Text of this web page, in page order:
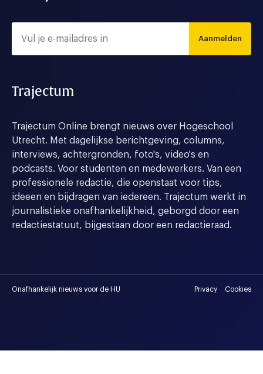
Aanmelden
Trajectum
Trajectum Online brengt nieuws over Hogeschool
Utrecht. Met dagelijkse berichtgeving, columns,
interviews, achtergronden, foto's, video's en
podcasts. Voor studenten en medewerkers. Van een
professionele redactie, die openstaat voor tips,
ideeen en bijdragen van iedereen. Trajectum werkt in
journalistieke onafhankelijkheid, geborgd door een
redactiestatuut, bijgestaan door een redactieraad.
Onafhankelijk nieuws voor de HU Privacy Cookies